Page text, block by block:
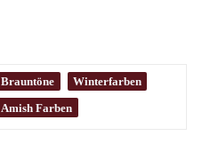
Brauntöne
Winterfarben
Amish Farben